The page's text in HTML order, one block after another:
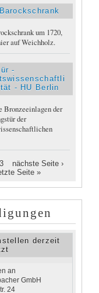
um 1720,
auf Weichholz.
-
- HU Berlin
Bronzeeinlagen der
der
3
nächste Seite ›
Seite »
derzeit
an
GmbH
24